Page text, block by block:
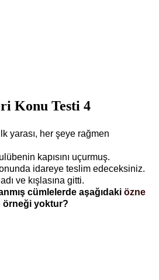
Konu Testi 4
yarası, her şeye rağmen
kapısını uçurmuş.
sonunda idareye teslim edeceksiniz.
ve kışlasına gitti.
cümlelerde aşağıdaki özne
yoktur?